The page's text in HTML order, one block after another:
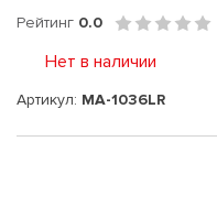
Рейтинг 0.0
Нет в наличии
Артикул: MA-1036LR